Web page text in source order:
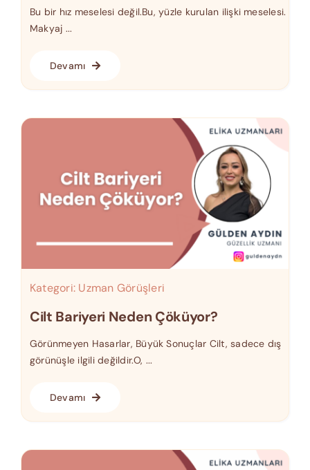
Bu bir hız meselesi değil.Bu, yüzle kurulan ilişki meselesi.
Makyaj ...
Devamı
Kategori: Uzman Görüşleri
Cilt Bariyeri Neden Çöküyor?
Görünmeyen Hasarlar, Büyük Sonuçlar Cilt, sadece dış
görünüşle ilgili değildir.O, ...
Devamı